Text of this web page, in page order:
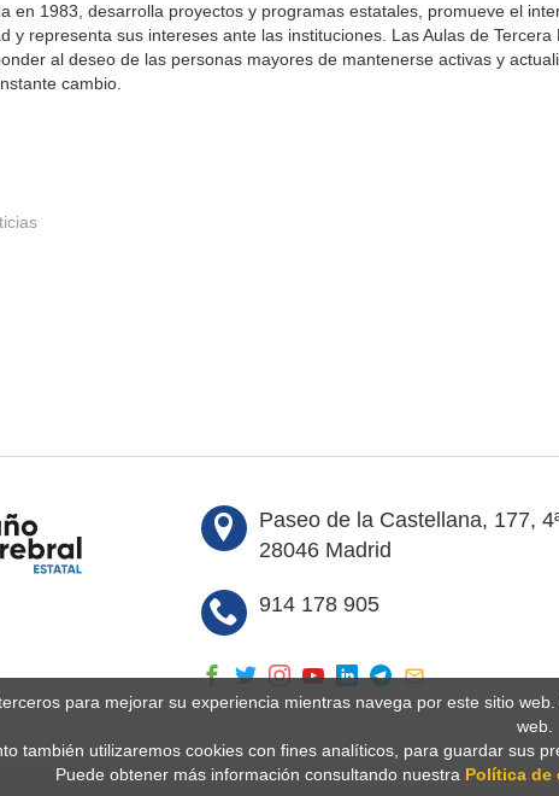
en 1983, desarrolla proyectos y programas estatales, promueve el
y representa sus intereses ante las instituciones. Las Aulas de Tercera
al deseo de las personas mayores de mantenerse activas y
cambio.
Paseo de la Castellana, 177,
28046 Madrid
914 178 905
para mejorar su experiencia mientras navega por este sitio
web.
también utilizaremos cookies con fines analíticos, para guardar sus
Puede obtener más información consultando nuestra Política de